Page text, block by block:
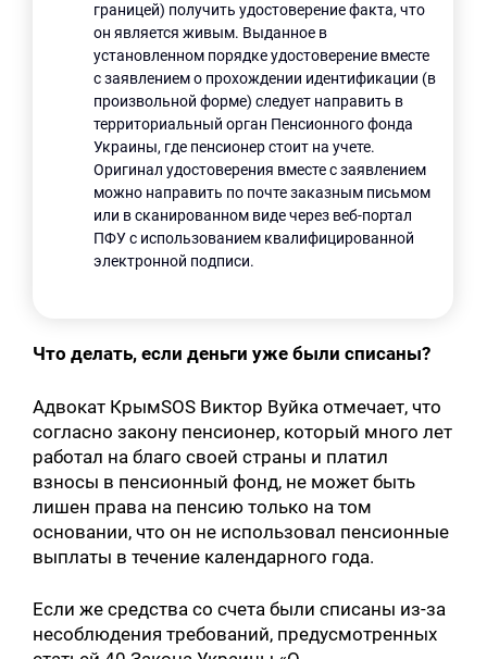
границей) получить удостоверение факта, что
он является живым. Выданное в
установленном порядке удостоверение вместе
с заявлением о прохождении идентификации (в
произвольной форме) следует направить в
территориальный орган Пенсионного фонда
Украины, где пенсионер стоит на учете.
Оригинал удостоверения вместе с заявлением
можно направить по почте заказным письмом
или в сканированном виде через веб-портал
ПФУ с использованием квалифицированной
электронной подписи.
Что делать, если деньги уже были списаны?
Адвокат КрымSOS Виктор Вуйка отмечает, что
согласно закону пенсионер, который много лет
работал на благо своей страны и платил
взносы в пенсионный фонд, не может быть
лишен права на пенсию только на том
основании, что он не использовал пенсионные
выплаты в течение календарного года.
Если же средства со счета были списаны из-за
несоблюдения требований, предусмотренных